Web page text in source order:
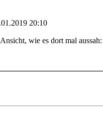
20:10
wie es dort mal aussah: